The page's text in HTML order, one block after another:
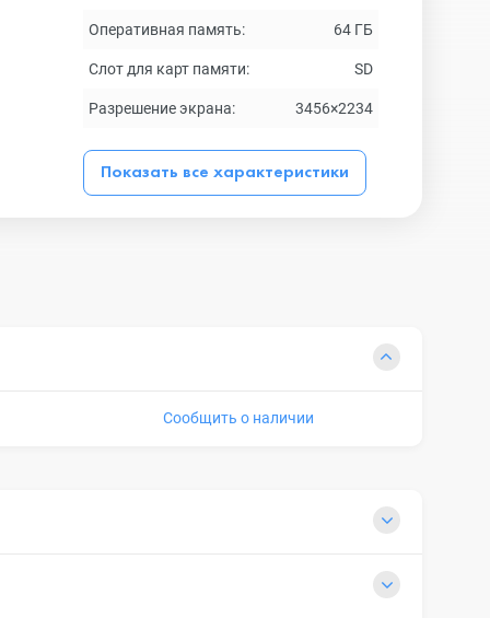
Оперативная память: 64 ГБ
Слот для карт памяти: SD
Разрешение экрана: 3456×2234
Показать все характеристики
Сообщить о наличии